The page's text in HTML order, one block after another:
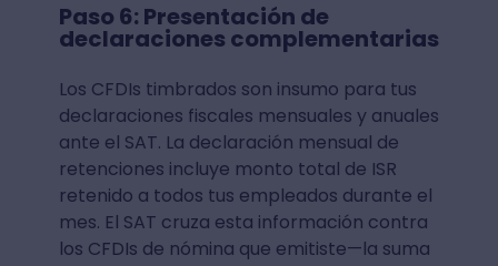
Paso 6: Presentación de
declaraciones complementarias
Los CFDIs timbrados son insumo para tus
declaraciones fiscales mensuales y anuales
ante el SAT. La declaración mensual de
retenciones incluye monto total de ISR
retenido a todos tus empleados durante el
mes. El SAT cruza esta información contra
los CFDIs de nómina que emitiste—la suma